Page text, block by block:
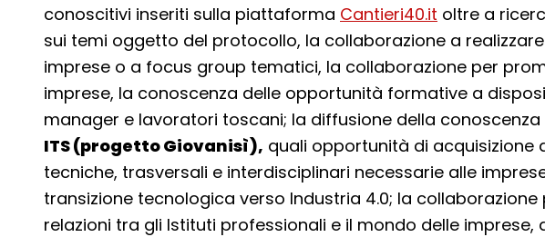
conoscitivi inseriti sulla piattaforma Cantieri40.it oltre a
sui temi oggetto del protocollo, la collaborazione a
imprese o a focus group tematici, la collaborazione per
imprese, la conoscenza delle opportunità formative a
manager e lavoratori toscani; la diffusione della conoscenza
ITS (progetto Giovanisì), quali opportunità di acquisizione
tecniche, trasversali e interdisciplinari necessarie alle
transizione tecnologica verso Industria 4.0; la
relazioni tra gli Istituti professionali e il mondo delle imprese,